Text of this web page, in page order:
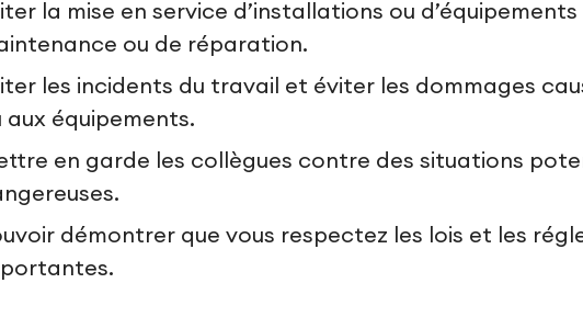
la mise en service d’installations ou
ou de réparation.
les incidents du travail et éviter les dommages
aux équipements.
en garde les collègues contre des situations
démontrer que vous respectez les lois et les